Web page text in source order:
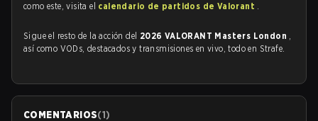
como este, visita el calendario de partidos de Valorant .
Sigue el resto de la acción del 2026 VALORANT Masters London ,
así como VODs, destacados y transmisiones en vivo, todo en Strafe.
COMENTARIOS(1)